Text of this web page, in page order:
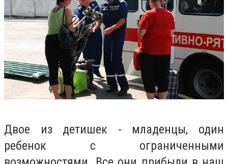
Двое из детишек - младенцы, один
ребенок с ограниченными